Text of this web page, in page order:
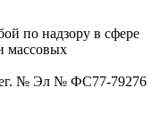
по надзору в сфере
массовых
№ Эл № ФС77-79276